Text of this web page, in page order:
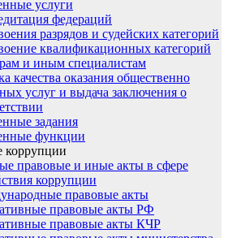
услуги
федераций
разрядов и судейских категорий
квалификационных категорий
и иным специалистам
качества оказания общественно
услуг и выдача заключения о
задания
функции
коррупции
правовые и иные акты в сфере
коррупции
правовые акты
правовые акты РФ
правовые акты КЧР